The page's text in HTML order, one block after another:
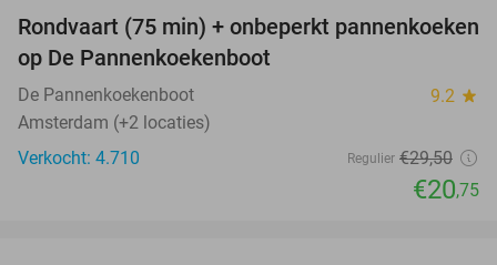
30%
Rondvaart (75 min) + onbeperkt pannenkoeken
op De Pannenkoekenboot
De Pannenkoekenboot 9.2 star
Amsterdam (+2 locaties)
Verkocht: 4.710
Regulier €29,50
€20,75